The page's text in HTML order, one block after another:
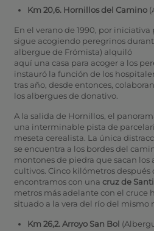
Km 20,6. Hornillos del Camino
En el verano de 1990, por
sigue acogiendo peregrinos
albergue de Frómista) alquiló
aquí una casa para acoger a los
instauró la función de los
tras año, desde entonces,
los albergues de donativo.
A la salida de Hornillos, el
una interminable pista de
meseta cerealista. La única
se encuentra a los bordes del
montones de piedra que sacan los
cultivos. Cinco kilómetros después
encontramos con una cruz de
metros más adelante con el cruce
situado a la vera del río del mismo
Km 26,2. Arroyo San Bol